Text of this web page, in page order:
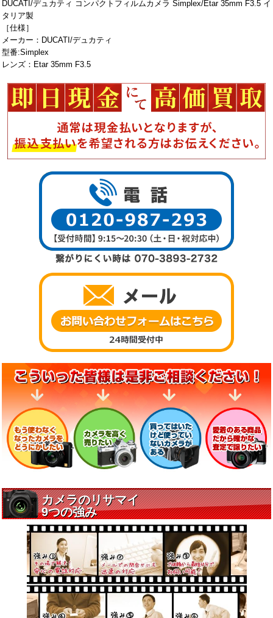
DUCATI/デュカティ コンパクトフィルムカメラ Simplex/Etar 35mm F3.5 イ
タリア製
［仕様］
メーカー：DUCATI/デュカティ
型番:Simplex
レンズ：Etar 35mm F3.5